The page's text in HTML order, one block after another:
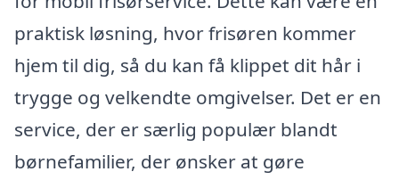
praktisk løsning, hvor frisøren kommer
hjem til dig, så du kan få klippet dit hår i
trygge og velkendte omgivelser. Det er en
service, der er særlig populær blandt
børnefamilier, der ønsker at gøre